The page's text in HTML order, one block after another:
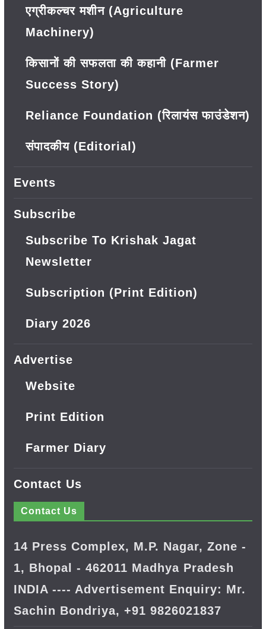
एग्रीकल्चर मशीन (Agriculture
Machinery)
किसानों की सफलता की कहानी (Farmer
Success Story)
Reliance Foundation (रिलायंस फाउंडेशन)
संपादकीय (Editorial)
Events
Subscribe
Subscribe To Krishak Jagat
Newsletter
Subscription (Print Edition)
Diary 2026
Advertise
Website
Print Edition
Farmer Diary
Contact Us
Contact Us
14 Press Complex, M.P. Nagar, Zone -
1, Bhopal - 462011 Madhya Pradesh
INDIA ---- Advertisement Enquiry: Mr.
Sachin Bondriya, +91 9826021837